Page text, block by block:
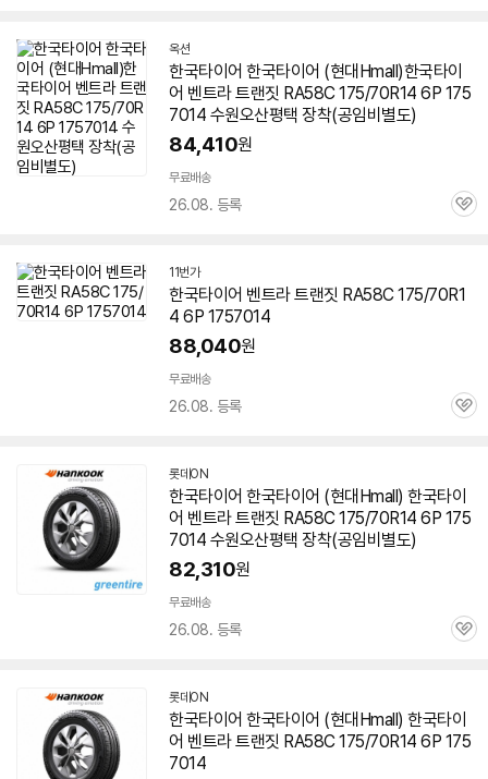
옥션
한국타이어 한국타이어 (현대Hmall)한국타이
어 벤트라 트랜짓 RA58C 175/70R14 6P 175
7014 수원오산평택 장착(공임비별도)
84,410원
무료배송
26.08. 등록
관
11번가
한국타이어 벤트라 트랜짓 RA58C 175/70R1
4 6P 1757014
88,040원
무료배송
26.08. 등록
관
롯데ON
한국타이어 한국타이어 (현대Hmall) 한국타이
어 벤트라 트랜짓 RA58C 175/70R14 6P 175
7014 수원오산평택 장착(공임비별도)
82,310원
무료배송
26.08. 등록
관
롯데ON
한국타이어 한국타이어 (현대Hmall) 한국타이
어 벤트라 트랜짓 RA58C 175/70R14 6P 175
7014